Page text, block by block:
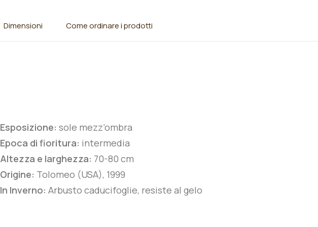
Dimensioni Come ordinare i prodotti
Esposizione: sole mezz’ombra
Epoca di fioritura: intermedia
Altezza e larghezza: 70-80 cm
Origine: Tolomeo (USA), 1999
In Inverno: Arbusto caducifoglie, resiste al gelo